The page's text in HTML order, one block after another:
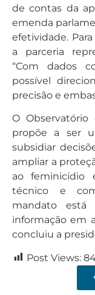
de contas da
emenda
efetividade.
a parceria
“Com dados
possível
precisão e
O
propõe a ser
subsidiar
ampliar a
ao feminicídio
técnico e
mandato está
informação em
concluiu a
Post Views: